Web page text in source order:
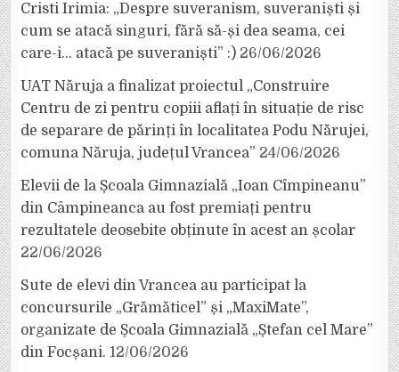
Cristi Irimia: „Despre suveranism, suveraniști și
cum se atacă singuri, fără să-și dea seama, cei
care-i… atacă pe suveraniști” :) 26/06/2026
UAT Năruja a finalizat proiectul „Construire
Centru de zi pentru copiii aflați în situație de risc
de separare de părinți în localitatea Podu Nărujei,
comuna Năruja, județul Vrancea” 24/06/2026
Elevii de la Școala Gimnazială „Ioan Cîmpineanu”
din Câmpineanca au fost premiați pentru
rezultatele deosebite obținute în acest an școlar
22/06/2026
Sute de elevi din Vrancea au participat la
concursurile „Grămăticel” și „MaxiMate”,
organizate de Școala Gimnazială „Ștefan cel Mare”
din Focșani. 12/06/2026